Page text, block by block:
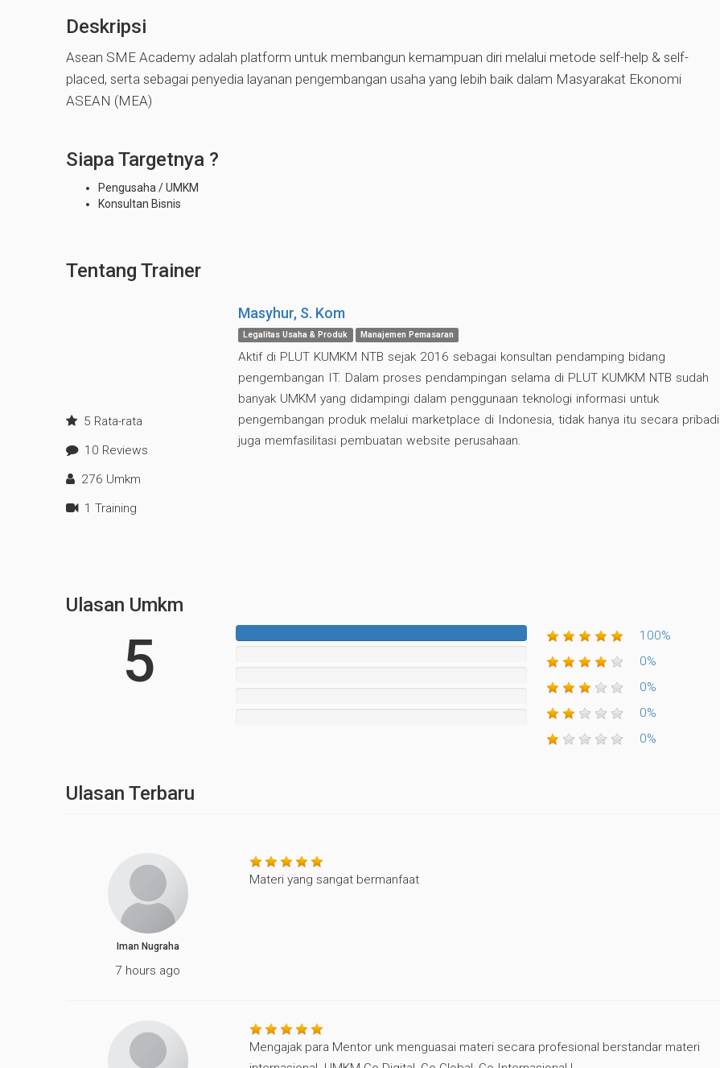
Deskripsi
Asean SME Academy adalah platform untuk membangun kemampuan diri melalui metode self-help & self-
placed, serta sebagai penyedia layanan pengembangan usaha yang lebih baik dalam Masyarakat Ekonomi
ASEAN (MEA)
Siapa Targetnya ?
Pengusaha / UMKM
Konsultan Bisnis
Tentang Trainer
5 Rata-rata
10 Reviews
276 Umkm
1 Training
Masyhur, S. Kom
Legalitas Usaha & Produk Manajemen Pemasaran
Aktif di PLUT KUMKM NTB sejak 2016 sebagai konsultan pendamping bidang
pengembangan IT. Dalam proses pendampingan selama di PLUT KUMKM NTB sudah
banyak UMKM yang didampingi dalam penggunaan teknologi informasi untuk
pengembangan produk melalui marketplace di Indonesia, tidak hanya itu secara pribadi
juga memfasilitasi pembuatan website perusahaan.
Ulasan Umkm
5
Complete
Complete
Complete
Complete
100%
0%
0%
0%
0%
Ulasan Terbaru
Iman Nugraha
7 hours ago
Materi yang sangat bermanfaat
Mengajak para Mentor unk menguasai materi secara profesional berstandar materi